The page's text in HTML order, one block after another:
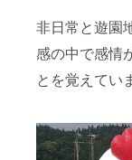
非日常と遊園
感の中で感情
とを覚えてい